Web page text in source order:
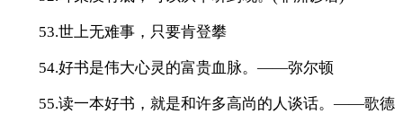
53.世上无难事，只要肯登攀
54.好书是伟大心灵的富贵血脉。——弥尔顿
55.读一本好书，就是和许多高尚的人谈话。——歌德